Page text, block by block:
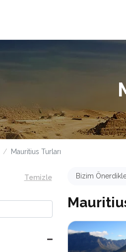
Mauritius Turları
Temizle Bizim